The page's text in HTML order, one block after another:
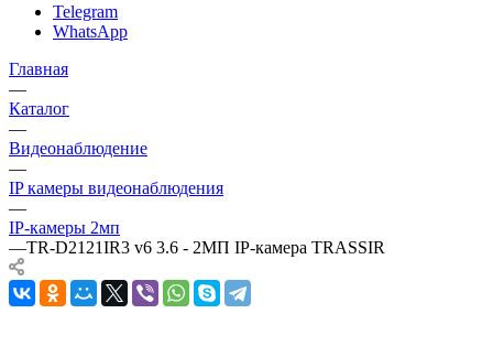
Telegram
WhatsApp
Главная
—
Каталог
—
Видеонаблюдение
—
IP камеры видеонаблюдения
—
IP-камеры 2мп
—TR-D2121IR3 v6 3.6 - 2МП IP-камера TRASSIR